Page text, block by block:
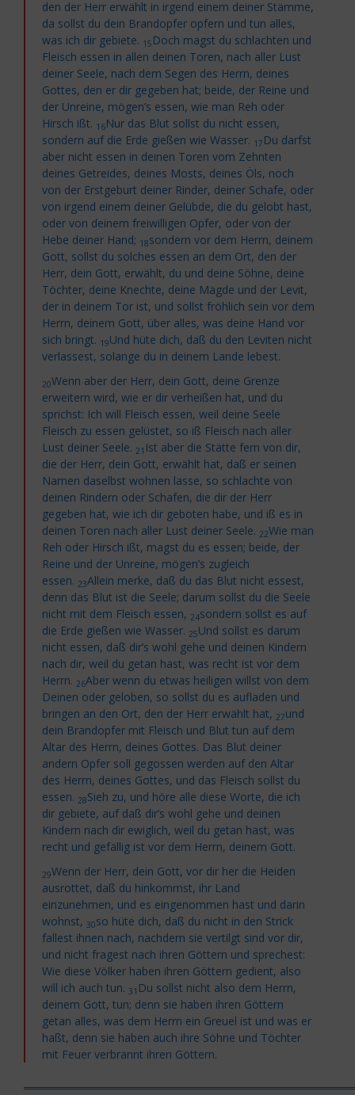
den der Herr erwählt in irgend einem deiner Stämme,
da sollst du dein Brandopfer opfern und tun alles,
was ich dir gebiete. 15 Doch magst du schlachten und
Fleisch essen in allen deinen Toren, nach aller Lust
deiner Seele, nach dem Segen des Herrn, deines
Gottes, den er dir gegeben hat; beide, der Reine und
der Unreine, mögen’s essen, wie man Reh oder
Hirsch ißt. 16Nur das Blut sollst du nicht essen,
sondern auf die Erde gießen wie Wasser. 17 Du darfst
aber nicht essen in deinen Toren vom Zehnten
deines Getreides, deines Mosts, deines Öls, noch
von der Erstgeburt deiner Rinder, deiner Schafe, oder
von irgend einem deiner Gelübde, die du gelobt hast,
oder von deinem freiwilligen Opfer, oder von der
Hebe deiner Hand; 18sondern vor dem Herrn, deinem
Gott, sollst du solches essen an dem Ort, den der
Herr, dein Gott, erwählt, du und deine Söhne, deine
Töchter, deine Knechte, deine Mägde und der Levit,
der in deinem Tor ist, und sollst fröhlich sein vor dem
Herrn, deinem Gott, über alles, was deine Hand vor
sich bringt. 19Und hüte dich, daß du den Leviten nicht
verlassest, solange du in deinem Lande lebest.
20Wenn aber der Herr, dein Gott, deine Grenze
erweitern wird, wie er dir verheißen hat, und du
sprichst: Ich will Fleisch essen, weil deine Seele
Fleisch zu essen gelüstet, so iß Fleisch nach aller
Lust deiner Seele. 21 Ist aber die Stätte fern von dir,
die der Herr, dein Gott, erwählt hat, daß er seinen
Namen daselbst wohnen lasse, so schlachte von
deinen Rindern oder Schafen, die dir der Herr
gegeben hat, wie ich dir geboten habe, und iß es in
deinen Toren nach aller Lust deiner Seele. 22Wie man
Reh oder Hirsch ißt, magst du es essen; beide, der
Reine und der Unreine, mögen’s zugleich
essen. 23Allein merke, daß du das Blut nicht essest,
denn das Blut ist die Seele; darum sollst du die Seele
nicht mit dem Fleisch essen, 24sondern sollst es auf
die Erde gießen wie Wasser. 25Und sollst es darum
nicht essen, daß dir’s wohl gehe und deinen Kindern
nach dir, weil du getan hast, was recht ist vor dem
Herrn. 26Aber wenn du etwas heiligen willst von dem
Deinen oder geloben, so sollst du es aufladen und
bringen an den Ort, den der Herr erwählt hat, 27und
dein Brandopfer mit Fleisch und Blut tun auf dem
Altar des Herrn, deines Gottes. Das Blut deiner
andern Opfer soll gegossen werden auf den Altar
des Herrn, deines Gottes, und das Fleisch sollst du
essen. 28Sieh zu, und höre alle diese Worte, die ich
dir gebiete, auf daß dir’s wohl gehe und deinen
Kindern nach dir ewiglich, weil du getan hast, was
recht und gefällig ist vor dem Herrn, deinem Gott.
29Wenn der Herr, dein Gott, vor dir her die Heiden
ausrottet, daß du hinkommst, ihr Land
einzunehmen, und es eingenommen hast und darin
wohnst, 30so hüte dich, daß du nicht in den Strick
fallest ihnen nach, nachdem sie vertilgt sind vor dir,
und nicht fragest nach ihren Göttern und sprechest:
Wie diese Völker haben ihren Göttern gedient, also
will ich auch tun. 31 Du sollst nicht also dem Herrn,
deinem Gott, tun; denn sie haben ihren Göttern
getan alles, was dem Herrn ein Greuel ist und was er
haßt, denn sie haben auch ihre Söhne und Töchter
mit Feuer verbrannt ihren Göttern.